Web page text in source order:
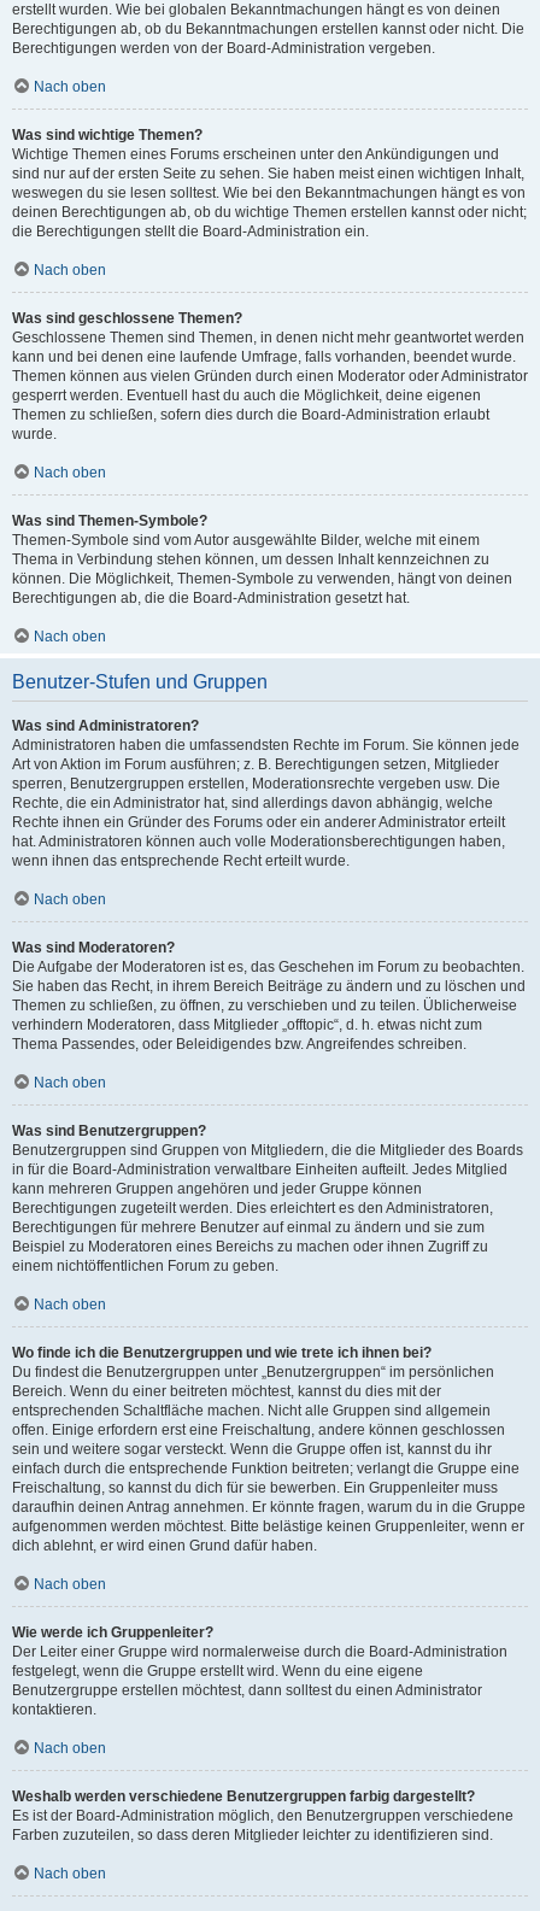
erstellt wurden. Wie bei globalen Bekanntmachungen hängt es von deinen
Berechtigungen ab, ob du Bekanntmachungen erstellen kannst oder nicht. Die
Berechtigungen werden von der Board-Administration vergeben.
Nach oben
Was sind wichtige Themen?
Wichtige Themen eines Forums erscheinen unter den Ankündigungen und
sind nur auf der ersten Seite zu sehen. Sie haben meist einen wichtigen Inhalt,
weswegen du sie lesen solltest. Wie bei den Bekanntmachungen hängt es von
deinen Berechtigungen ab, ob du wichtige Themen erstellen kannst oder nicht;
die Berechtigungen stellt die Board-Administration ein.
Nach oben
Was sind geschlossene Themen?
Geschlossene Themen sind Themen, in denen nicht mehr geantwortet werden
kann und bei denen eine laufende Umfrage, falls vorhanden, beendet wurde.
Themen können aus vielen Gründen durch einen Moderator oder Administrator
gesperrt werden. Eventuell hast du auch die Möglichkeit, deine eigenen
Themen zu schließen, sofern dies durch die Board-Administration erlaubt
wurde.
Nach oben
Was sind Themen-Symbole?
Themen-Symbole sind vom Autor ausgewählte Bilder, welche mit einem
Thema in Verbindung stehen können, um dessen Inhalt kennzeichnen zu
können. Die Möglichkeit, Themen-Symbole zu verwenden, hängt von deinen
Berechtigungen ab, die die Board-Administration gesetzt hat.
Nach oben
Benutzer-Stufen und Gruppen
Was sind Administratoren?
Administratoren haben die umfassendsten Rechte im Forum. Sie können jede
Art von Aktion im Forum ausführen; z. B. Berechtigungen setzen, Mitglieder
sperren, Benutzergruppen erstellen, Moderationsrechte vergeben usw. Die
Rechte, die ein Administrator hat, sind allerdings davon abhängig, welche
Rechte ihnen ein Gründer des Forums oder ein anderer Administrator erteilt
hat. Administratoren können auch volle Moderationsberechtigungen haben,
wenn ihnen das entsprechende Recht erteilt wurde.
Nach oben
Was sind Moderatoren?
Die Aufgabe der Moderatoren ist es, das Geschehen im Forum zu beobachten.
Sie haben das Recht, in ihrem Bereich Beiträge zu ändern und zu löschen und
Themen zu schließen, zu öffnen, zu verschieben und zu teilen. Üblicherweise
verhindern Moderatoren, dass Mitglieder „offtopic“, d. h. etwas nicht zum
Thema Passendes, oder Beleidigendes bzw. Angreifendes schreiben.
Nach oben
Was sind Benutzergruppen?
Benutzergruppen sind Gruppen von Mitgliedern, die die Mitglieder des Boards
in für die Board-Administration verwaltbare Einheiten aufteilt. Jedes Mitglied
kann mehreren Gruppen angehören und jeder Gruppe können
Berechtigungen zugeteilt werden. Dies erleichtert es den Administratoren,
Berechtigungen für mehrere Benutzer auf einmal zu ändern und sie zum
Beispiel zu Moderatoren eines Bereichs zu machen oder ihnen Zugriff zu
einem nichtöffentlichen Forum zu geben.
Nach oben
Wo finde ich die Benutzergruppen und wie trete ich ihnen bei?
Du findest die Benutzergruppen unter „Benutzergruppen“ im persönlichen
Bereich. Wenn du einer beitreten möchtest, kannst du dies mit der
entsprechenden Schaltfläche machen. Nicht alle Gruppen sind allgemein
offen. Einige erfordern erst eine Freischaltung, andere können geschlossen
sein und weitere sogar versteckt. Wenn die Gruppe offen ist, kannst du ihr
einfach durch die entsprechende Funktion beitreten; verlangt die Gruppe eine
Freischaltung, so kannst du dich für sie bewerben. Ein Gruppenleiter muss
daraufhin deinen Antrag annehmen. Er könnte fragen, warum du in die Gruppe
aufgenommen werden möchtest. Bitte belästige keinen Gruppenleiter, wenn er
dich ablehnt, er wird einen Grund dafür haben.
Nach oben
Wie werde ich Gruppenleiter?
Der Leiter einer Gruppe wird normalerweise durch die Board-Administration
festgelegt, wenn die Gruppe erstellt wird. Wenn du eine eigene
Benutzergruppe erstellen möchtest, dann solltest du einen Administrator
kontaktieren.
Nach oben
Weshalb werden verschiedene Benutzergruppen farbig dargestellt?
Es ist der Board-Administration möglich, den Benutzergruppen verschiedene
Farben zuzuteilen, so dass deren Mitglieder leichter zu identifizieren sind.
Nach oben